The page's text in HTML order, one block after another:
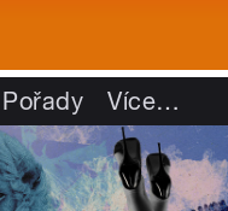
Pořady Více…